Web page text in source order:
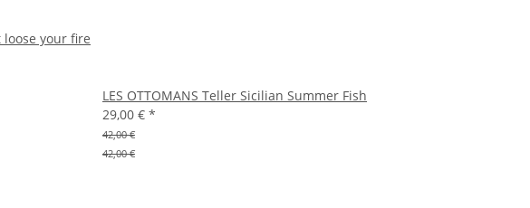
loose your fire
LES OTTOMANS Teller Sicilian Summer Fish
29,00 € *
42,00 €
42,00 €